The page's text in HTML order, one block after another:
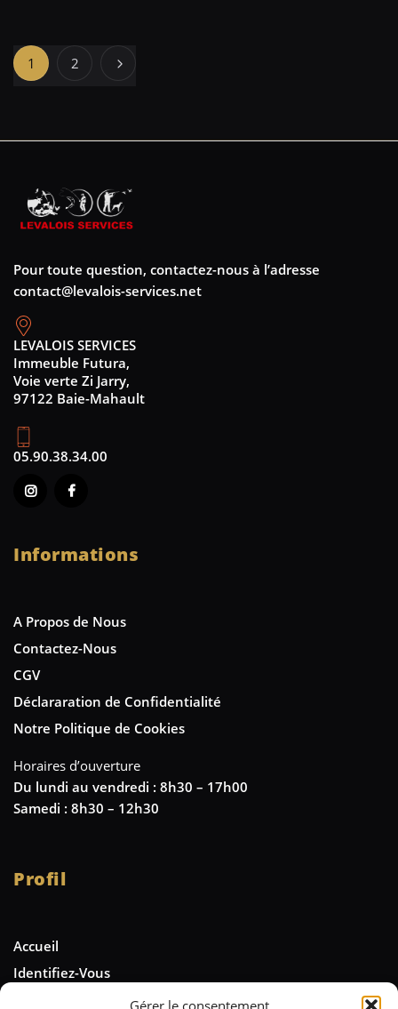
Gérer le consentement
1 2
Pour toute question, contactez-nous à l’adresse
contact@levalois-services.net
LEVALOIS SERVICES
Immeuble Futura,
Voie verte Zi Jarry,
97122 Baie-Mahault
05.90.38.34.00
Informations
A Propos de Nous
Contactez-Nous
CGV
Déclararation de Confidentialité
Notre Politique de Cookies
Horaires d’ouverture
Du lundi au vendredi : 8h30 – 17h00
Samedi : 8h30 – 12h30
Profil
Accueil
Identifiez-Vous